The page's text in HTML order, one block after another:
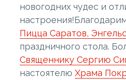
новогодних чудес и
Пицца Саратов,
праздничного стола.
Священнику Сергию
настоятелю Храма